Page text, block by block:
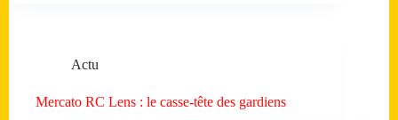
Actu
Mercato RC Lens : le casse-tête des gardiens